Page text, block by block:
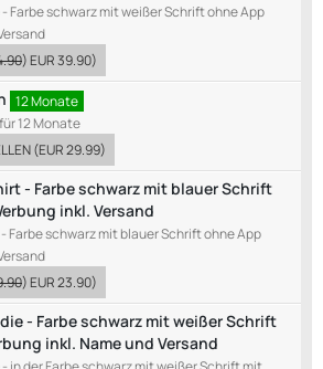
Farbe schwarz mit weißer Schrift ohne App
)EUR 39.90)
12 Monate
12 Monate
(EUR 29.99)
- Farbe schwarz mit blauer Schrift
inkl. Versand
Farbe schwarz mit blauer Schrift ohne App
)EUR 23.90)
- Farbe schwarz mit weißer Schrift
inkl. Name und Versand